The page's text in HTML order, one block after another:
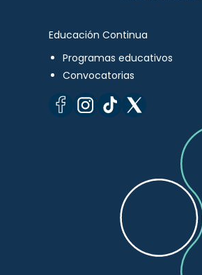
Educación Continua
Programas educativos
Convocatorias